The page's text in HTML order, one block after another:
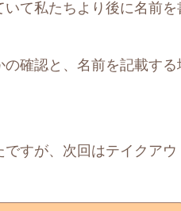
て私たちより後に名前
確認と、名前を記載す
すが、次回はテイクアウ